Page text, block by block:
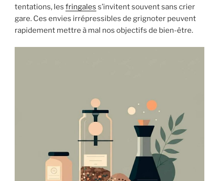
tentations, les fringales s’invitent souvent sans crier
gare. Ces envies irrépressibles de grignoter peuvent
rapidement mettre à mal nos objectifs de bien-être.